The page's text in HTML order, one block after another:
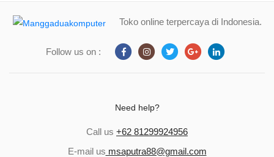
Toko online terpercaya di Indonesia.
Follow us on :
Need help?
Call us +62 81299924956
E-mail us msaputra88@gmail.com